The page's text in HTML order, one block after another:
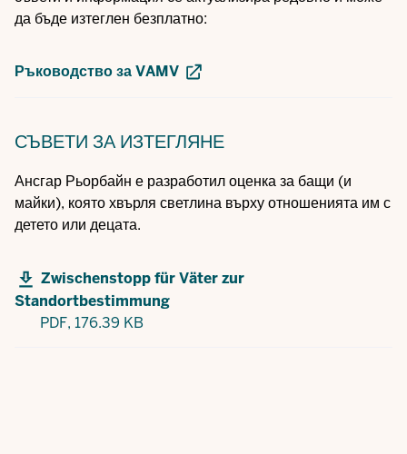
да бъде изтеглен безплатно:
Ръководство за VAMV
СЪВЕТИ ЗА ИЗТЕГЛЯНЕ
Ансгар Рьорбайн е разработил оценка за бащи (и
майки), която хвърля светлина върху отношенията им с
детето или децата.
Zwischenstopp für Väter zur
Standortbestimmung
PDF, 176.39 KB